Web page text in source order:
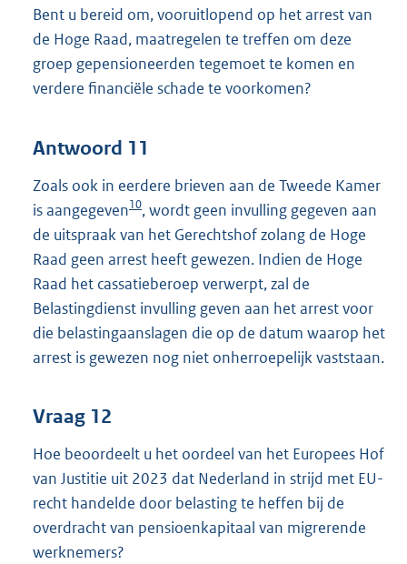
Bent u bereid om, vooruitlopend op het arrest van
de Hoge Raad, maatregelen te treffen om deze
groep gepensioneerden tegemoet te komen en
verdere financiële schade te voorkomen?
Antwoord 11
Zoals ook in eerdere brieven aan de Tweede Kamer
is aangegeven10, wordt geen invulling gegeven aan
de uitspraak van het Gerechtshof zolang de Hoge
Raad geen arrest heeft gewezen. Indien de Hoge
Raad het cassatieberoep verwerpt, zal de
Belastingdienst invulling geven aan het arrest voor
die belastingaanslagen die op de datum waarop het
arrest is gewezen nog niet onherroepelijk vaststaan.
Vraag 12
Hoe beoordeelt u het oordeel van het Europees Hof
van Justitie uit 2023 dat Nederland in strijd met EU-
recht handelde door belasting te heffen bij de
overdracht van pensioenkapitaal van migrerende
werknemers?